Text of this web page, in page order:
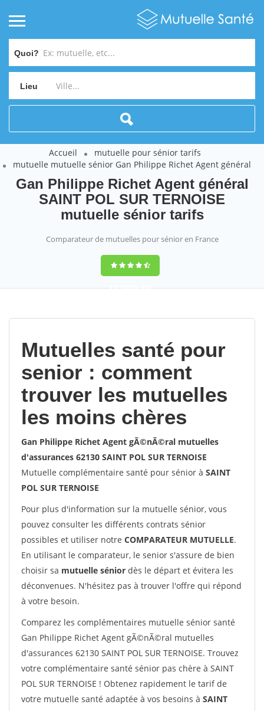
Quoi?
Lieu
Accueil
mutuelle pour sénior tarifs
mutuelle mutuelle sénior Gan Philippe Richet Agent général
Gan Philippe Richet Agent général
SAINT POL SUR TERNOISE
mutuelle sénior tarifs
Comparateur de mutuelles pour sénior en France
9,2(100%)452
Mutuelles santé pour
senior : comment
trouver les mutuelles
les moins chères
Gan Philippe Richet Agent gÃ©nÃ©ral mutuelles
d'assurances 62130 SAINT POL SUR TERNOISE
Mutuelle complémentaire santé pour sénior à SAINT
POL SUR TERNOISE
Pour plus d'information sur la mutuelle sénior, vous
pouvez consulter les différents contrats sénior
possibles et utiliser notre COMPARATEUR MUTUELLE.
En utilisant le comparateur, le senior s'assure de bien
choisir sa mutuelle sénior dès le départ et évitera les
déconvenues. N'hésitez pas à trouver l'offre qui répond
à votre besoin.
Comparez les complémentaires mutuelle sénior santé
Gan Philippe Richet Agent gÃ©nÃ©ral mutuelles
d'assurances 62130 SAINT POL SUR TERNOISE. Trouvez
votre complémentaire santé sénior pas chère à SAINT
POL SUR TERNOISE ! Obtenez rapidement le tarif de
votre mutuelle santé adaptée à vos besoins à SAINT